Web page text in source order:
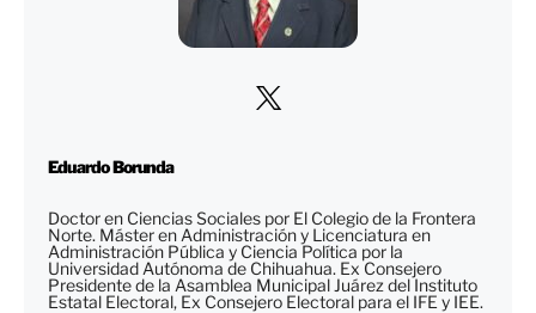
Eduardo Borunda
Doctor en Ciencias Sociales por El Colegio de la Frontera
Norte. Máster en Administración y Licenciatura en
Administración Pública y Ciencia Política por la
Universidad Autónoma de Chihuahua. Ex Consejero
Presidente de la Asamblea Municipal Juárez del Instituto
Estatal Electoral, Ex Consejero Electoral para el IFE y IEE.